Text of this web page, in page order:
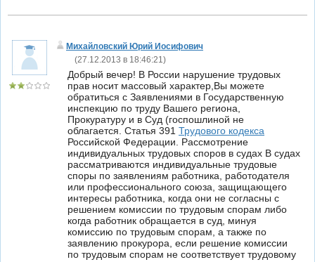
Михайловский Юрий Иосифович
(27.12.2013 в 18:46:21)
Добрый вечер! В России нарушение трудовых
прав носит массовый характер,Вы можете
обратиться с Заявлениями в Государственную
инспекцию по труду Вашего региона,
Прокуратуру и в Суд (госпошлиной не
облагается. Статья 391 Трудового кодекса
Российской Федерации. Рассмотрение
индивидуальных трудовых споров в судах В судах
рассматриваются индивидуальные трудовые
споры по заявлениям работника, работодателя
или профессионального союза, защищающего
интересы работника, когда они не согласны с
решением комиссии по трудовым спорам либо
когда работник обращается в суд, минуя
комиссию по трудовым спорам, а также по
заявлению прокурора, если решение комиссии
по трудовым спорам не соответствует трудовому